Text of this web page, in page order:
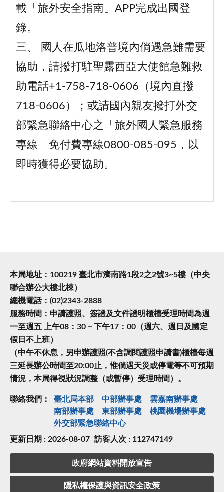
載「旅外安全指南」APP完成出國登
錄。
三、 國人在瓜地洛普境內倘遇急難需要
協助，請撥打駐聖露西亞大使館急難救
助電話+1-758-718-0606（境內直撥
718-0606）；或請國內親友撥打外交
部緊急聯絡中心之「旅外國人緊急服務
專線」免付費專線0800-085-095，以
即時獲得必要協助。
本局地址：100219 臺北市濟南路1段2之2號3~5樓（中央
聯合辦公大樓北棟）
總機電話：(02)2343-2888
服務時間：申請護照、簽證及文件證明櫃檯受理時間為週
一至週五 上午08：30－下午17：00（週六、週日及國定
假日不上班）
（中午不休息，另申辦護照(不含調閱護照申請書)櫃檯每週
三延長辦公時間至20:00止，惟倘遇天災或停電等不可預期
情況，本局得視狀況調整（或暫停）受理時間）。
聯絡我們： 臺北局本部 中部辦事處
雲嘉南辦事處
南部辦事處
東部辦事處
桃園機場辦事處
外交部緊急聯絡中⼼
更新日期 : 2026-08-07 訪客人次 : 112747149
政府網站資料開放宣告
隱私權保護與資訊安全政策